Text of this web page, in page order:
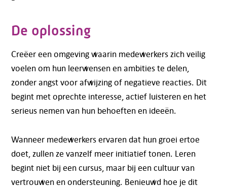
De oplossing
Creëer een omgeving waarin medewerkers zich veilig
voelen om hun leerwensen en ambities te delen,
zonder angst voor afwijzing of negatieve reacties. Dit
begint met oprechte interesse, actief luisteren en het
serieus nemen van hun behoeften en ideeën.
Wanneer medewerkers ervaren dat hun groei ertoe
doet, zullen ze vanzelf meer initiatief tonen. Leren
begint niet bij een cursus, maar bij een cultuur van
vertrouwen en ondersteuning. Benieuwd hoe je dit